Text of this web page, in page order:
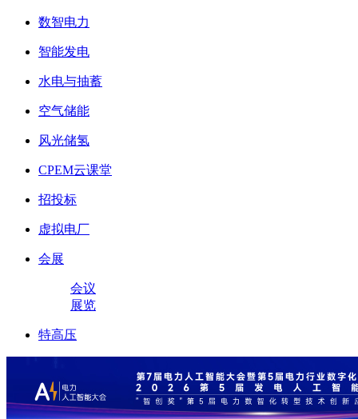
数智电力
智能发电
水电与抽蓄
空气储能
风光储氢
CPEM云课堂
招投标
虚拟电厂
会展
会议
展览
特高压